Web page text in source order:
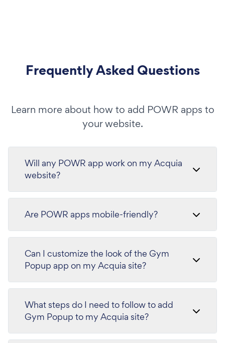
Frequently Asked Questions
Learn more about how to add POWR apps to
your website.
Will any POWR app work on my Acquia
website?
Are POWR apps mobile-friendly?
Can I customize the look of the Gym
Popup app on my Acquia site?
What steps do I need to follow to add
Gym Popup to my Acquia site?